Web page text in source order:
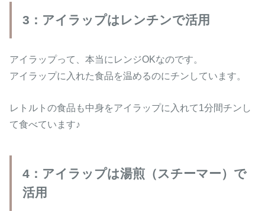
3：アイラップはレンチンで活用
アイラップって、本当にレンジOKなのです。
アイラップに入れた食品を温めるのにチンしています。
レトルトの食品も中身をアイラップに入れて1分間チンし
て食べています♪
4：アイラップは湯煎（スチーマー）で
活用